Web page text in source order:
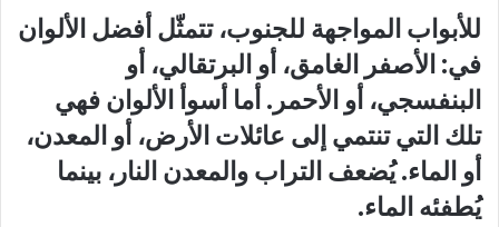
للأبواب المواجهة للجنوب، تتمثّل أفضل الألوان
في: الأصفر الغامق، أو البرتقالي، أو
البنفسجي، أو الأحمر. أما أسوأ الألوان فهي
تلك التي تنتمي إلى عائلات الأرض، أو المعدن،
أو الماء. يُضعف التراب والمعدن النار، بينما
يُطفئه الماء.